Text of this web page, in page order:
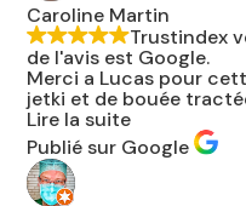
Caroline Martin
Trustindex
de l'avis est Google.
Merci a Lucas pour
jetki et de bouée
Lire la suite
Publié sur Google